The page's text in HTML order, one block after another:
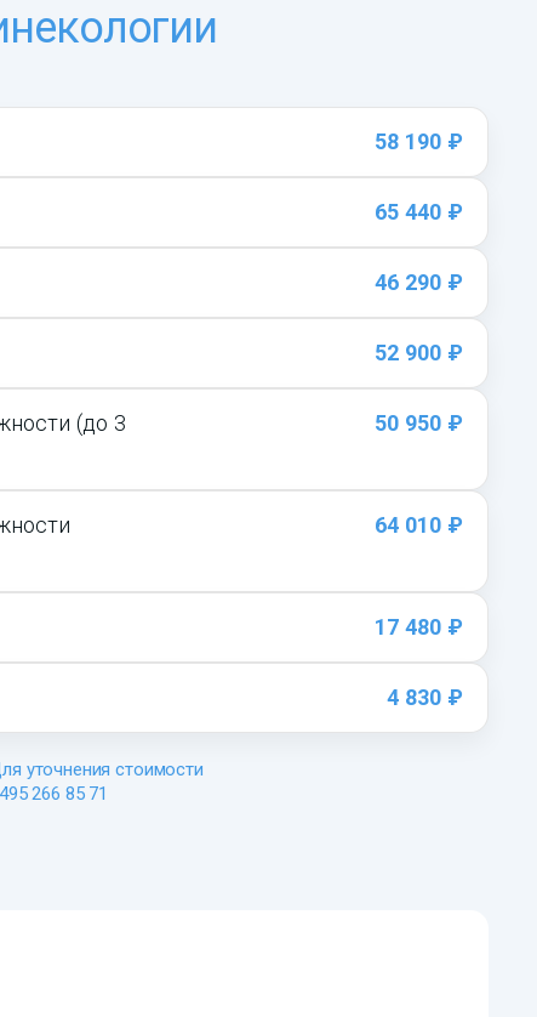
58 190 ₽
65 440 ₽
46 290 ₽
52 900 ₽
(до 3
50 950 ₽
64 010 ₽
17 480 ₽
4 830 ₽
уточнения стоимости
266 85 71